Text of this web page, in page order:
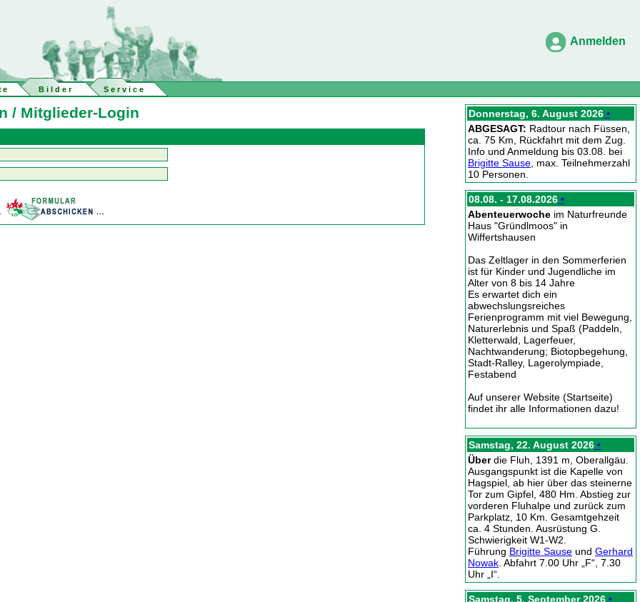
Anmelden
Bilder Service
Donnerstag, 6. August 2026 •
ABGESAGT: Radtour nach Füssen,
ca. 75 Km, Rückfahrt mit dem Zug.
Info und Anmeldung bis 03.08. bei
Brigitte Sause , max. Teilnehmerzahl
10 Personen.
08.08. - 17.08.2026 •
Abenteuerwoche im Naturfreunde
Haus "Gründlmoos" in
Wiffertshausen
Das Zeltlager in den Sommerferien
ist für Kinder und Jugendliche im
Alter von 8 bis 14 Jahre
Es erwartet dich ein
abwechslungsreiches
Ferienprogramm mit viel Bewegung,
Naturerlebnis und Spaß (Paddeln,
Kletterwald, Lagerfeuer,
Nachtwanderung; Biotopbegehung,
Stadt-Ralley, Lagerolympiade,
Festabend
Auf unserer Website (Startseite)
findet ihr alle Informationen dazu!
Samstag, 22. August 2026 •
Überdie Fluh, 1391 m, Oberallgäu.
Ausgangspunkt ist die Kapelle von
Hagspiel, ab hier über das steinerne
Tor zum Gipfel, 480 Hm. Abstieg zur
vorderen Fluhalpe und zurück zum
Parkplatz, 10 Km. Gesamtgehzeit
ca. 4 Stunden. Ausrüstung G.
Schwierigkeit W1-W2.
Führung Brigitte Sause und Gerhard
Nowak . Abfahrt 7.00 Uhr „F“, 7.30
Uhr „I“.
Samstag, 5. September 2026 •
/ Mitglieder-Login